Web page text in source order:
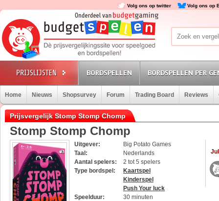
Volg ons op twitter Volg ons op
BORDSPELLEN BORDSPELLEN PER
Home Nieuws Shopsurvey Forum Trading Board Reviews
Prijsvergelijk Stomp Stomp Chomp
Stomp Stomp Chomp
Uitgever:
Big Potato Games
Taal:
Nederlands
Aantal spelers:
2 tot 5 spelers
Type bordspel:
Kaartspel
Kinderspel
Push Your luck
Speelduur:
30 minuten